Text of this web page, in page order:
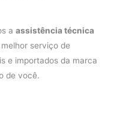
aassistência técnica
serviço de
e importados da marca
de você.